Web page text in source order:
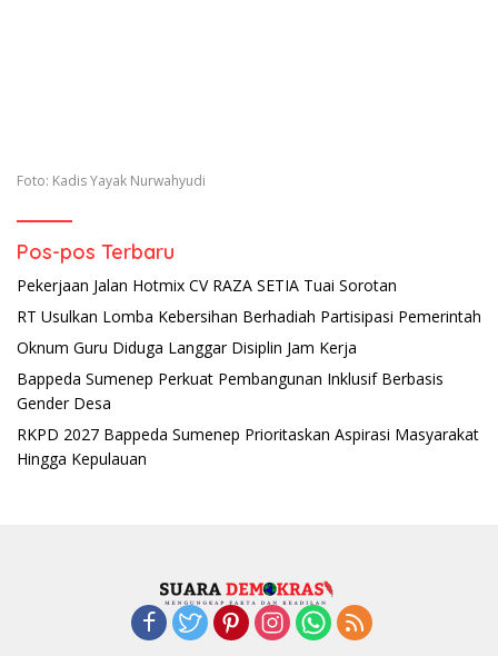
Foto: Kadis Yayak Nurwahyudi
Pos-pos Terbaru
Pekerjaan Jalan Hotmix CV RAZA SETIA Tuai Sorotan
RT Usulkan Lomba Kebersihan Berhadiah Partisipasi Pemerintah
Oknum Guru Diduga Langgar Disiplin Jam Kerja
Bappeda Sumenep Perkuat Pembangunan Inklusif Berbasis
Gender Desa
RKPD 2027 Bappeda Sumenep Prioritaskan Aspirasi Masyarakat
Hingga Kepulauan